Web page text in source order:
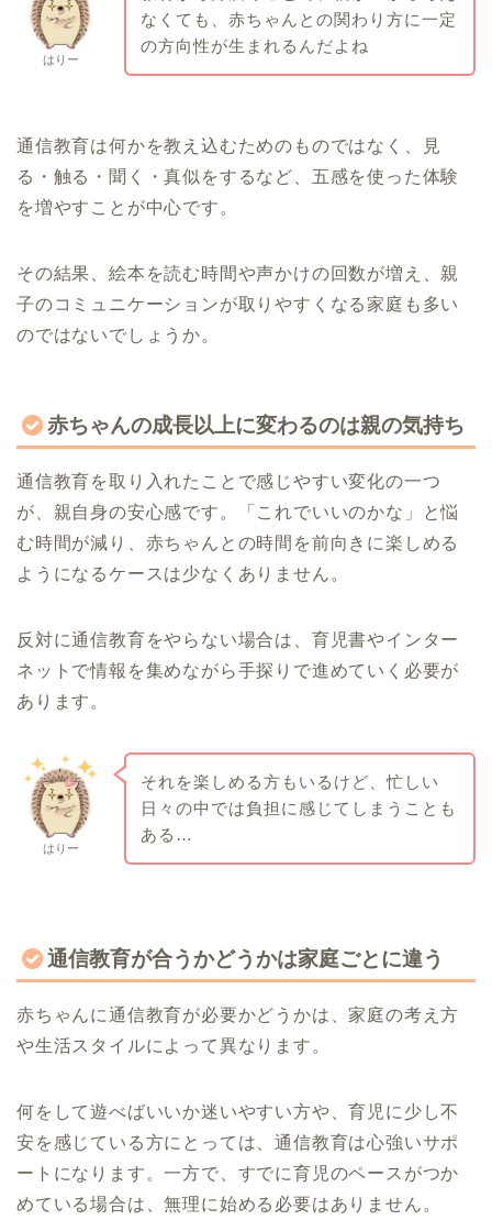
はりー
なくても、赤ちゃんとの関わり方に一定
の方向性が生まれるんだよね
通信教育は何かを教え込むためのものではなく、見
る・触る・聞く・真似をするなど、五感を使った体験
を増やすことが中心です。
その結果、絵本を読む時間や声かけの回数が増え、親
子のコミュニケーションが取りやすくなる家庭も多い
のではないでしょうか。
赤ちゃんの成長以上に変わるのは親の気持ち
通信教育を取り入れたことで感じやすい変化の一つ
が、親自身の安心感です。「これでいいのかな」と悩
む時間が減り、赤ちゃんとの時間を前向きに楽しめる
ようになるケースは少なくありません。
反対に通信教育をやらない場合は、育児書やインター
ネットで情報を集めながら手探りで進めていく必要が
あります。
はりー
それを楽しめる方もいるけど、忙しい
日々の中では負担に感じてしまうことも
ある…
通信教育が合うかどうかは家庭ごとに違う
赤ちゃんに通信教育が必要かどうかは、家庭の考え方
や生活スタイルによって異なります。
何をして遊べばいいか迷いやすい方や、育児に少し不
安を感じている方にとっては、通信教育は心強いサポ
ートになります。一方で、すでに育児のペースがつか
めている場合は、無理に始める必要はありません。